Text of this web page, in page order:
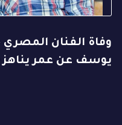
وفاة الفنان
يوسف عن عمر يناهز 90 عاماً